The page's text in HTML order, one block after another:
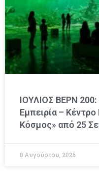
ΙΟΥΛΙΟΣ ΒΕΡΝ
Εμπειρία –
Κόσμος» από 25
8 Αυγούστου, 2026